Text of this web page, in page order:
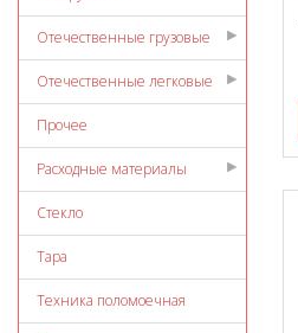
Отечественные грузовые
Отечественные легковые
Прочее
Расходные материалы
Стекло
Тара
Техника поломоечная